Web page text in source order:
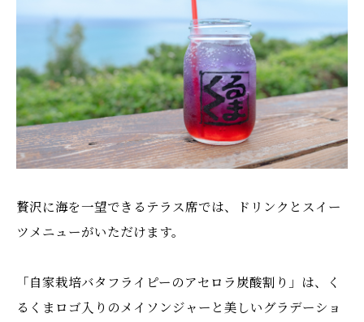
贅沢に海を一望できるテラス席では、ドリンクとスイー
ツメニューがいただけます。
「自家栽培バタフライピーのアセロラ炭酸割り」は、く
るくまロゴ入りのメイソンジャーと美しいグラデーショ